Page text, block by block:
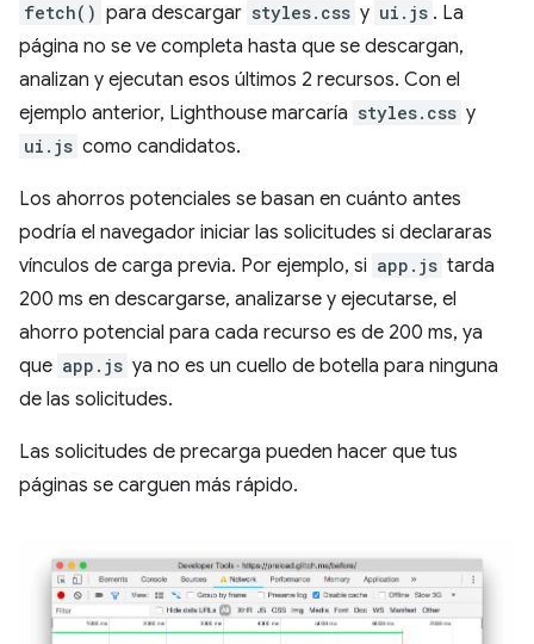
fetch() para descargar styles.css y ui.js . La
página no se ve completa hasta que se descargan,
analizan y ejecutan esos últimos 2 recursos. Con el
ejemplo anterior, Lighthouse marcaría styles.css y
ui.js como candidatos.
Los ahorros potenciales se basan en cuánto antes
podría el navegador iniciar las solicitudes si declararas
vínculos de carga previa. Por ejemplo, si app.js tarda
200 ms en descargarse, analizarse y ejecutarse, el
ahorro potencial para cada recurso es de 200 ms, ya
que app.js ya no es un cuello de botella para ninguna
de las solicitudes.
Las solicitudes de precarga pueden hacer que tus
páginas se carguen más rápido.